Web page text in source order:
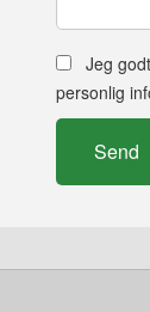
Jeg
personlig